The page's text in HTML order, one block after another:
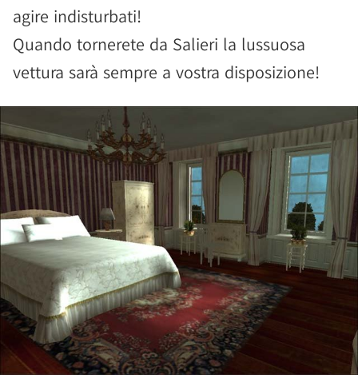
agire indisturbati!
Quando tornerete da Salieri la lussuosa
vettura sarà sempre a vostra disposizione!